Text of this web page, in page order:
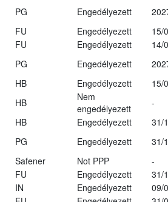
PG Engedélyezett
FU Engedélyezett
15/
FU Engedélyezett
14/
PG Engedélyezett
HB Engedélyezett
15/
HB
Nem
engedélyezett
-
HB Engedélyezett
31/
PG Engedélyezett
31/
Safener Not PPP
-
FU Engedélyezett
31/
IN Engedélyezett
09/